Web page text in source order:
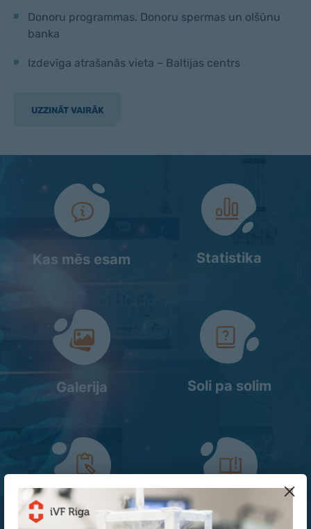
Donoru programmas. Donoru spermas un olšūnu
banka
Izdevīga atrašanās vieta – Baltijas centrs
UZZINĀT VAIRĀK
Kas mēs esam Statistika
Galerija Soli pa solim
Jūsu programma Der zināt